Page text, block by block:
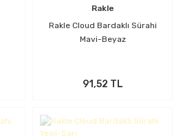
Rakle
Rakle Cloud Bardaklı Sürahi
Mavi-Beyaz
91,52 TL